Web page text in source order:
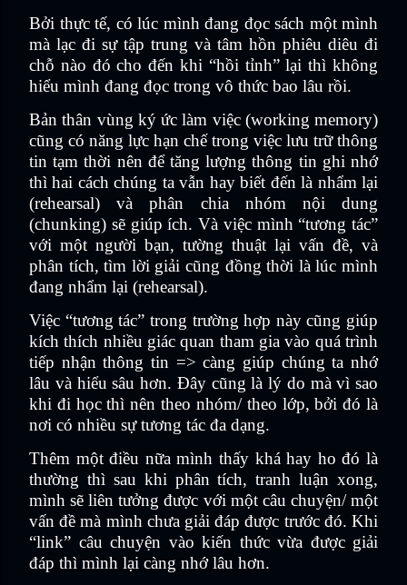
Bởi thực tế, có lúc mình đang đọc sách một mình
mà lạc đi sự tập trung và tâm hồn phiêu diêu đi
chỗ nào đó cho đến khi “hồi tỉnh” lại thì không
hiểu mình đang đọc trong vô thức bao lâu rồi.
Bản thân vùng ký ức làm việc (working memory)
cũng có năng lực hạn chế trong việc lưu trữ thông
tin tạm thời nên để tăng lượng thông tin ghi nhớ
thì hai cách chúng ta vẫn hay biết đến là nhẩm lại
(rehearsal) và phân chia nhóm nội dung
(chunking) sẽ giúp ích. Và việc mình “tương tác”
với một người bạn, tường thuật lại vấn đề, và
phân tích, tìm lời giải cũng đồng thời là lúc mình
đang nhẩm lại (rehearsal).
Việc “tương tác” trong trường hợp này cũng giúp
kích thích nhiều giác quan tham gia vào quá trình
tiếp nhận thông tin => càng giúp chúng ta nhớ
lâu và hiểu sâu hơn. Đây cũng là lý do mà vì sao
khi đi học thì nên theo nhóm/ theo lớp, bởi đó là
nơi có nhiều sự tương tác đa dạng.
Thêm một điều nữa mình thấy khá hay ho đó là
thường thì sau khi phân tích, tranh luận xong,
mình sẽ liên tưởng được với một câu chuyện/ một
vấn đề mà mình chưa giải đáp được trước đó. Khi
“link” câu chuyện vào kiến thức vừa được giải
đáp thì mình lại càng nhớ lâu hơn.